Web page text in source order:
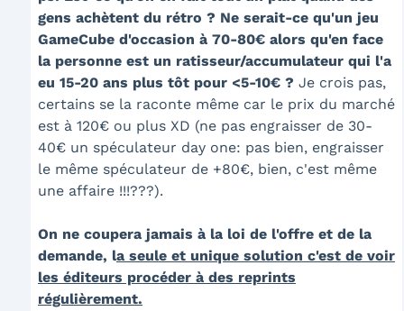
gens achètent du rétro ? Ne serait-ce qu'un jeu
GameCube d'occasion à 70-80€ alors qu'en face
la personne est un ratisseur/accumulateur qui l'a
eu 15-20 ans plus tôt pour <5-10€ ? Je crois pas,
certains se la raconte même car le prix du marché
est à 120€ ou plus XD (ne pas engraisser de 30-
40€ un spéculateur day one: pas bien, engraisser
le même spéculateur de +80€, bien, c'est même
une affaire !!!???).
On ne coupera jamais à la loi de l'offre et de la
demande, la seule et unique solution c'est de voir
les éditeurs procéder à des reprints
régulièrement.